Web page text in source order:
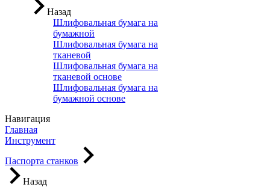
Назад
Шлифовальная бумага на
бумажной
Шлифовальная бумага на
тканевой
Шлифовальная бумага на
тканевой основе
Шлифовальная бумага на
бумажной основе
Навигация
Главная
Инструмент
Паспорта станков
Назад